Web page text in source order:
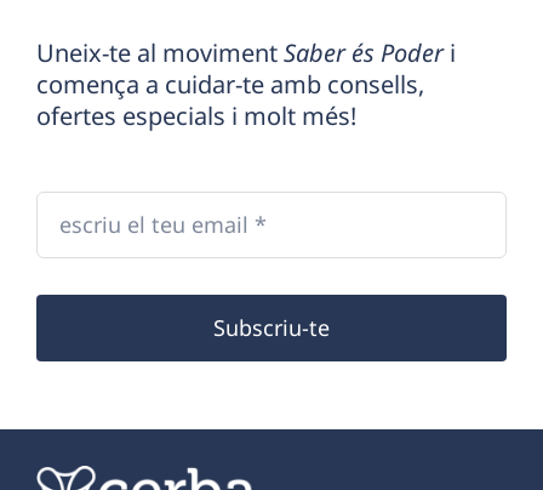
Uneix-te al movimentSaber és Poderi
comença a cuidar-te amb consells,
ofertes especials i molt més!
Subscriu-te